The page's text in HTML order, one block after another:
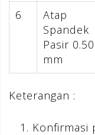
6
Atap
Spandek
Pasir 0.50
mm
Keterangan :
Konfirmasi